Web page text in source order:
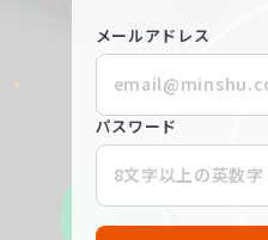
メールアドレス
パスワード